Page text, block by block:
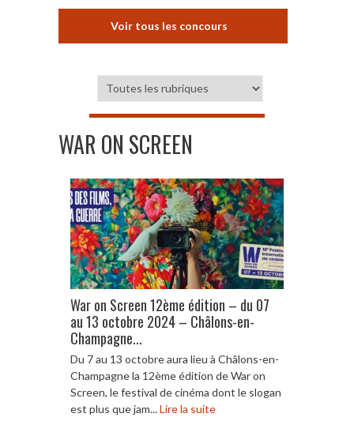
Voir tous les concours
WAR ON SCREEN
War on Screen 12ème édition – du 07
au 13 octobre 2024 – Châlons-en-
Champagne...
Du 7 au 13 octobre aura lieu à Châlons-en-
Champagne la 12ème édition de War on
Screen, le festival de cinéma dont le slogan
est plus que jam...Lire la suite